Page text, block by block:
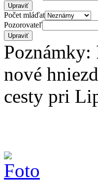
Počet mláďat
Pozorovateľ
Poznámky:
nové
cesty pri